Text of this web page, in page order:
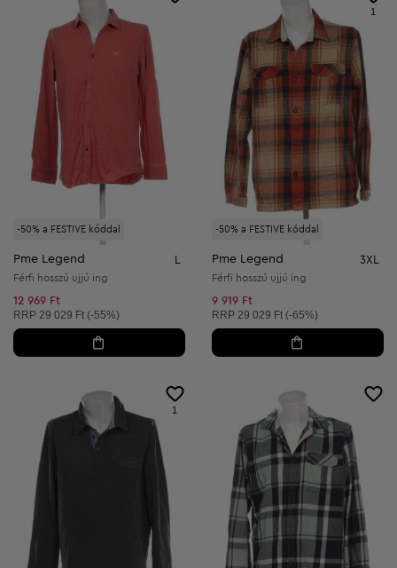
-50% a FESTIVE kóddal
Pme Legend L
Férfi hosszú ujjú ing
12 969 Ft
Ajánlott ár:
RRP 29 029 Ft (-55%)
-50% a FESTIVE kóddal
1
Pme Legend 3XL
Férfi hosszú ujjú ing
9 919 Ft
Ajánlott ár:
RRP 29 029 Ft (-65%)
1